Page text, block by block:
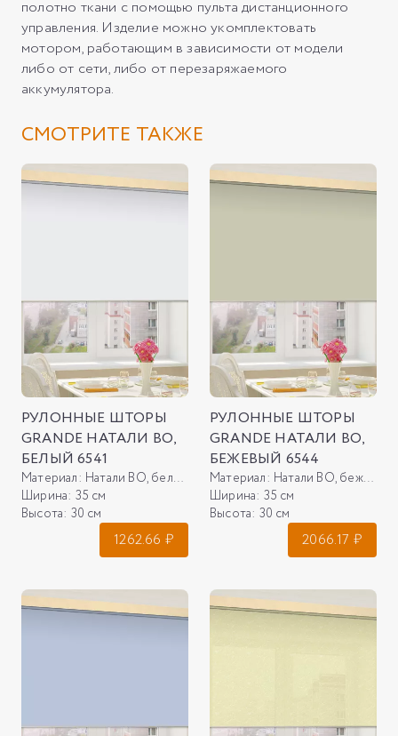
полотно ткани с помощью пульта дистанционного
управления. Изделие можно укомплектовать
мотором, работающим в зависимости от модели
либо от сети, либо от перезаряжаемого
аккумулятора.
СМОТРИТЕ ТАКЖЕ
РУЛОННЫЕ ШТОРЫ
GRANDE НАТАЛИ ВО,
БЕЛЫЙ 6541
Материал: Натали ВО, белый 6541
Ширина: 35 см
Высота: 30 см
1262.66 ₽
РУЛОННЫЕ ШТОРЫ
GRANDE НАТАЛИ ВО,
БЕЖЕВЫЙ 6544
Материал: Натали ВО, бежевый 6544
Ширина: 35 см
Высота: 30 см
2066.17 ₽